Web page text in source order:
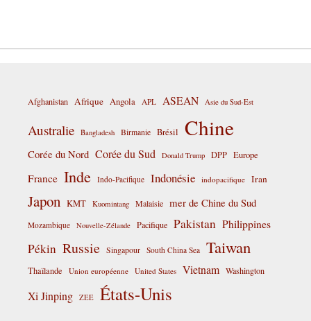
Afghanistan Afrique Angola APL ASEAN Asie du Sud-Est
Australie Bangladesh Birmanie Brésil Chine
Corée du Nord Corée du Sud Donald Trump DPP Europe
France Inde Indo-Pacifique Indonésie indopacifique Iran
Japon KMT Kuomintang Malaisie mer de Chine du Sud
Mozambique Nouvelle-Zélande Pacifique Pakistan Philippines
Pékin Russie Singapour South China Sea Taiwan
Thaïlande Union européenne United States Vietnam Washington
Xi Jinping ZEE États-Unis